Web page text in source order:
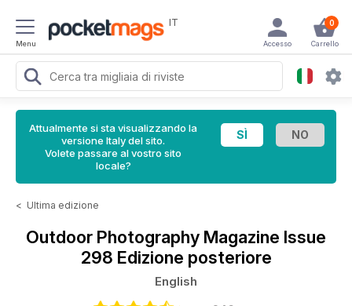
Menu
IT 0
Carrello
Accesso
Attualmente si sta visualizzando la
versione Italy del sito.
Volete passare al vostro sito
locale?
< Ultima edizione
Outdoor Photography Magazine Issue
298 Edizione posteriore
English